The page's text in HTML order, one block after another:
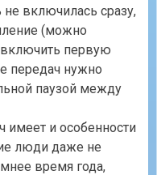
не включилась сразу,
(можно
первую
передач нужно
паузой между
имеет и особенности
люди даже не
время года,